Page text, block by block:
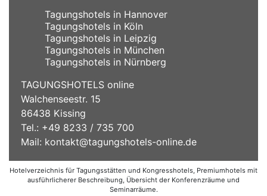
Tagungshotels in Hannover
Tagungshotels in Köln
Tagungshotels in Leipzig
Tagungshotels in München
Tagungshotels in Nürnberg
TAGUNGSHOTELS online
Walchenseestr. 15
86438 Kissing
Tel.: +49 8233 / 735 700
Mail: kontakt@tagungshotels-online.de
Hotelverzeichnis für Tagungsstätten und Kongresshotels, Premiumhotels mit
ausführlicherer Beschreibung, Übersicht der Konferenzräume und
Seminarräume.